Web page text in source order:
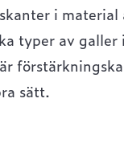
i
typer av
sätt.